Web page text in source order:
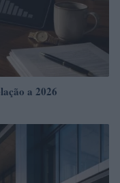
a 2026